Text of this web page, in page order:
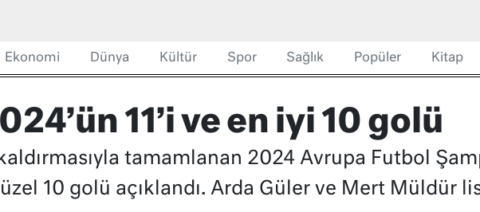
Ekonomi Dünya Kültür Spor Sağlık Popüler Kitap
11’i ve en iyi 10 golü
tamamlanan 2024 Avrupa Futbol
10 golü açıklandı. Arda Güler ve Mert Müldür